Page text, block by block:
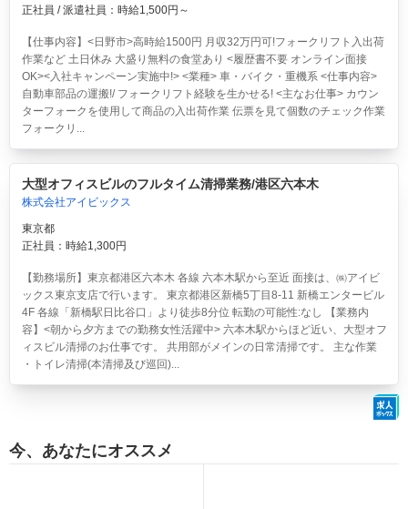
正社員 / 派遣社員：時給1,500円～
【仕事内容】<日野市>高時給1500円 月収32万円可!フォークリフト入出荷
作業など 土日休み 大盛り無料の食堂あり <履歴書不要 オンライン面接
OK><入社キャンペーン実施中!> <業種> 車・バイク・重機系 <仕事内容>
自動車部品の運搬!/ フォークリフト経験を生かせる! <主なお仕事> カウン
ターフォークを使用して商品の入出荷作業 伝票を見て個数のチェック作業
フォークリ...
大型オフィスビルのフルタイム清掃業務/港区六本木
株式会社アイビックス
東京都
正社員：時給1,300円
【勤務場所】東京都港区六本木 各線 六本木駅から至近 面接は、㈱アイビ
ックス東京支店で行います。 東京都港区新橋5丁目8-11 新橋エンタービル
4F 各線「新橋駅日比谷口」より徒歩8分位 転勤の可能性:なし 【業務内
容】<朝から夕方までの勤務女性活躍中> 六本木駅からほど近い、大型オフ
ィスビル清掃のお仕事です。 共用部がメインの日常清掃です。 主な作業
・トイレ清掃(本清掃及び巡回)...
今、あなたにオススメ